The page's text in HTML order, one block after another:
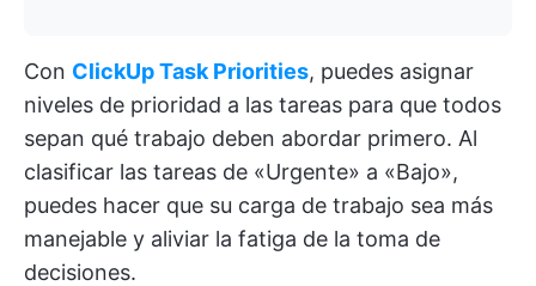
Con ClickUp Task Priorities, puedes asignar
niveles de prioridad a las tareas para que todos
sepan qué trabajo deben abordar primero. Al
clasificar las tareas de «Urgente» a «Bajo»,
puedes hacer que su carga de trabajo sea más
manejable y aliviar la fatiga de la toma de
decisiones.